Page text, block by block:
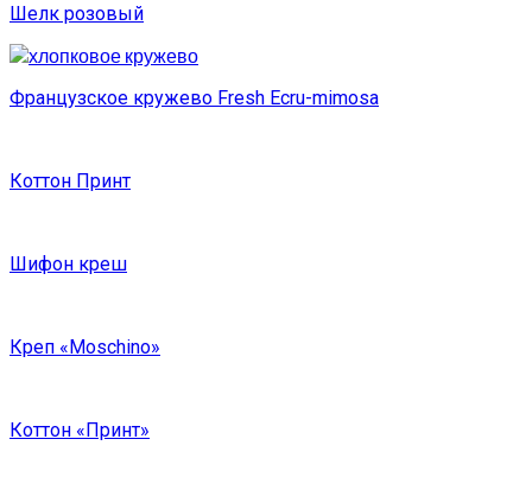
Шелк розовый
Французское кружево Fresh Ecru-mimosa
Коттон Принт
Шифон креш
Креп «Moschino»
Коттон «Принт»